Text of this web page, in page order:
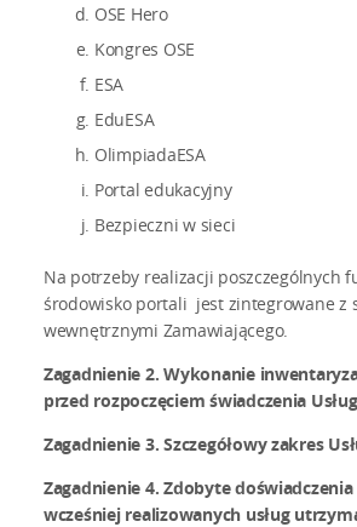
OSE Hero
Kongres OSE
ESA
EduESA
OlimpiadaESA
Portal edukacyjny
Bezpieczni w sieci
Na potrzeby realizacji poszczególnych
środowisko portali jest zintegrowane z
wewnętrznymi Zamawiającego.
Zagadnienie 2. Wykonanie
przed rozpoczęciem świadczenia
Zagadnienie 3. Szczegółowy zakres
Zagadnienie 4. Zdobyte
wcześniej realizowanych usług